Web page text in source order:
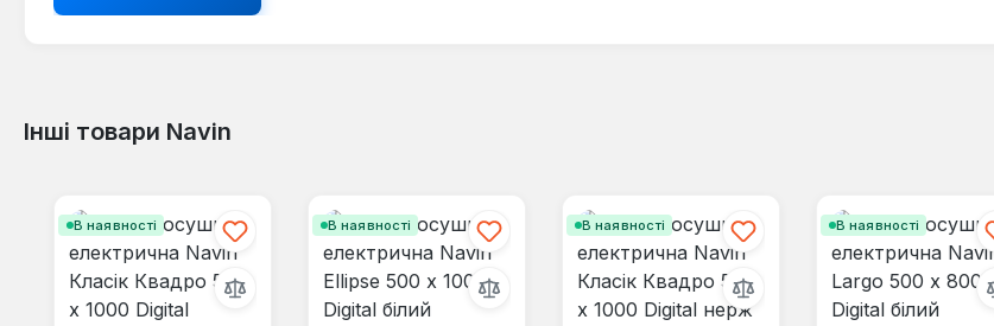
Інші товари Navin
В наявності В наявності В наявності В наявності